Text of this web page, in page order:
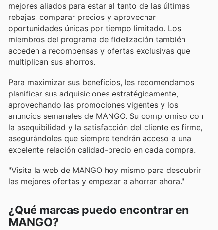
mejores aliados para estar al tanto de las últimas
rebajas, comparar precios y aprovechar
oportunidades únicas por tiempo limitado. Los
miembros del programa de fidelización también
acceden a recompensas y ofertas exclusivas que
multiplican sus ahorros.
Para maximizar sus beneficios, les recomendamos
planificar sus adquisiciones estratégicamente,
aprovechando las promociones vigentes y los
anuncios semanales de MANGO. Su compromiso con
la asequibilidad y la satisfacción del cliente es firme,
asegurándoles que siempre tendrán acceso a una
excelente relación calidad-precio en cada compra.
"Visita la web de MANGO hoy mismo para descubrir
las mejores ofertas y empezar a ahorrar ahora."
¿Qué marcas puedo encontrar en
MANGO?